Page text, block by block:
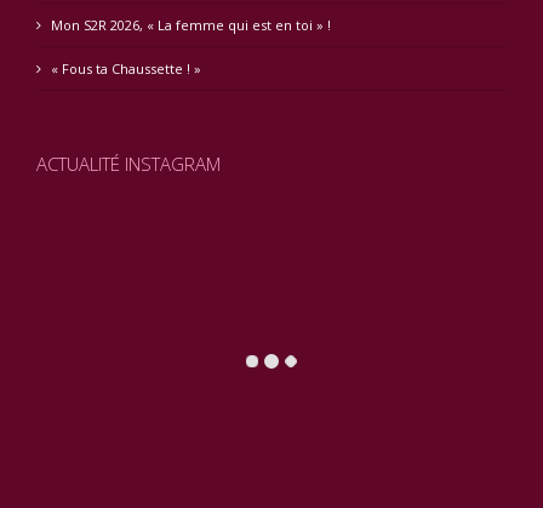
Mon S2R 2026, « La femme qui est en toi » !
« Fous ta Chaussette ! »
ACTUALITÉ INSTAGRAM